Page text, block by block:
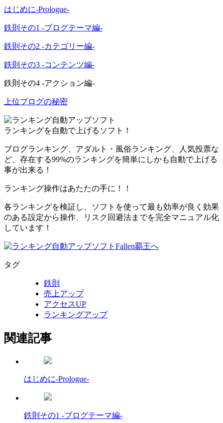
はじめに-Prologue-
鉄則その1 -ブログテーマ編-
鉄則その2 -カテゴリー編-
鉄則その3 -コンテンツ編-
鉄則その4 -アクション編-
上位ブログの秘密
ランキングを自動で上げるソフト！
ブログランキング、アダルト・風俗ランキング、人気投票な
ど、存在する99%のランキングを簡単にしかも自動で上げる
事が出来る！
ランキング操作はあたたの手に！！
各ランキングを検証し、ソフトを使って最も効率が良く効果
のある設定から操作、リスク回避法までを完全マニュアル化
しています！
タグ
鉄則
売上アップ
アクセスUP
ランキングアップ
関連記事
はじめに-Prologue-
鉄則その1 -ブログテーマ編-